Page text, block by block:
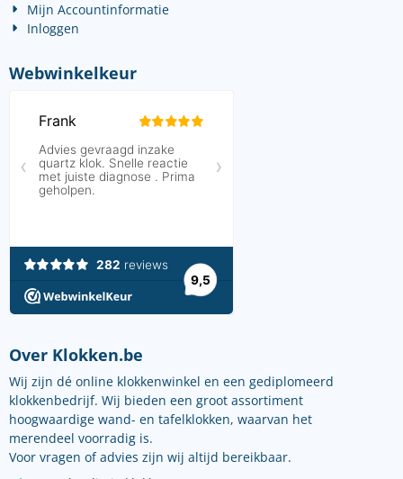
Mijn Accountinformatie
Inloggen
Webwinkelkeur
Over Klokken.be
Wij zijn dé online klokkenwinkel en een gediplomeerd
klokkenbedrijf. Wij bieden een groot assortiment
hoogwaardige wand- en tafelklokken, waarvan het
merendeel voorradig is.
Voor vragen of advies zijn wij altijd bereikbaar.